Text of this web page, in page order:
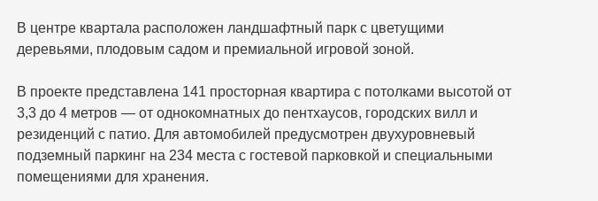
В центре квартала расположен ландшафтный парк с цветущими
деревьями, плодовым садом и премиальной игровой зоной.
В проекте представлена 141 просторная квартира с потолками высотой от
3,3 до 4 метров — от однокомнатных до пентхаусов, городских вилл и
резиденций с патио. Для автомобилей предусмотрен двухуровневый
подземный паркинг на 234 места с гостевой парковкой и специальными
помещениями для хранения.